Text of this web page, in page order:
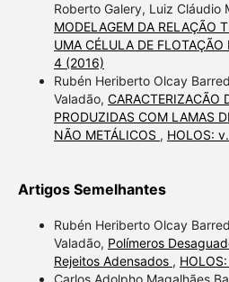
Roberto Galery, Luiz Cláudio
MODELAGEM DA RELAÇÃO
UMA CÉLULA DE FLOTAÇÃO
4 (2016)
Rubén Heriberto Olcay
Valadão, CARACTERIZACÃO
PRODUZIDAS COM LAMAS
NÃO METÁLICOS , HOLOS:
Artigos Semelhantes
Rubén Heriberto Olcay
Valadão, Polímeros
Rejeitos Adensados ,